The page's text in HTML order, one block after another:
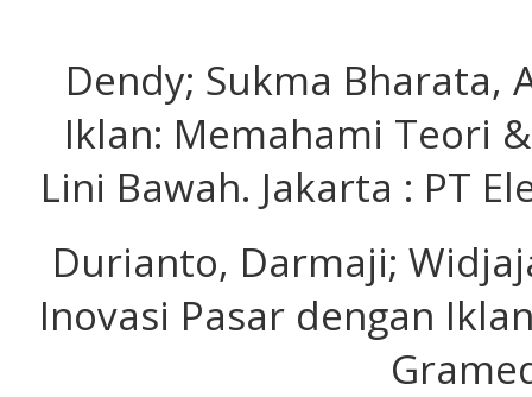
Dendy; Sukma Bharata,
Iklan: Memahami Teori
Lini Bawah. Jakarta : PT
Durianto, Darmaji;
Inovasi Pasar dengan